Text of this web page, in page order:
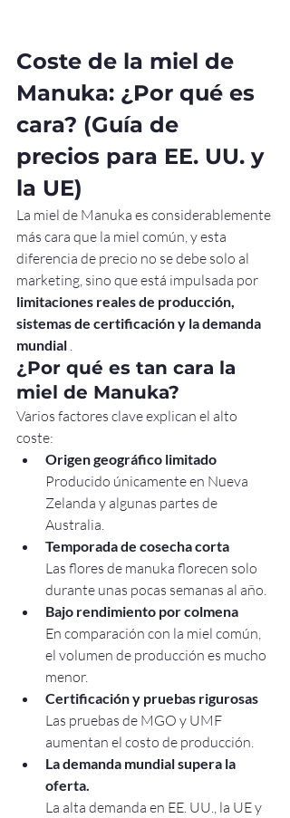
Coste de la miel de
Manuka: ¿Por qué es
cara? (Guía de
precios para EE. UU. y
la UE)
La miel de Manuka es considerablemente
más cara que la miel común, y esta
diferencia de precio no se debe solo al
marketing, sino que está impulsada por
limitaciones reales de producción,
sistemas de certificación y la demanda
mundial .
¿Por qué es tan cara la
miel de Manuka?
Varios factores clave explican el alto
coste:
Origen geográfico limitado
Producido únicamente en Nueva
Zelanda y algunas partes de
Australia.
Temporada de cosecha corta
Las flores de manuka florecen solo
durante unas pocas semanas al año.
Bajo rendimiento por colmena
En comparación con la miel común,
el volumen de producción es mucho
menor.
Certificación y pruebas rigurosas
Las pruebas de MGO y UMF
aumentan el costo de producción.
La demanda mundial supera la
oferta.
La alta demanda en EE. UU., la UE y